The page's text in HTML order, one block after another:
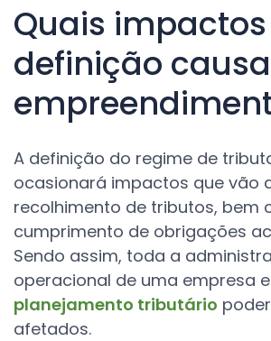
Quais
definição
A definição do regime de
ocasionará impactos que vão
recolhimento de tributos, bem
cumprimento de obrigações
Sendo assim, toda a
operacional de uma empresa
planejamento tributário
afetados.